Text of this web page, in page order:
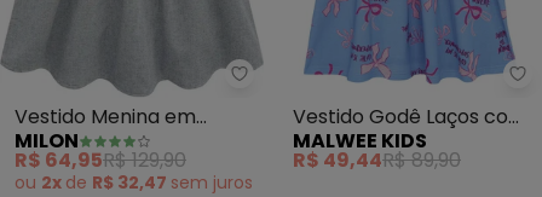
Milon - Vestido Menina em
Vestido Menina em
Tricoline (Azul Marinho)
MILON
R$ 64,95R$ 129,90
ou 2x de R$ 32,47 sem juros
Vestido Godê Laços com
Manga (Azul)
MALWEE KIDS
R$ 49,44R$ 89,90